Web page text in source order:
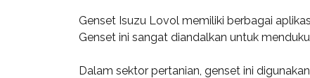
Genset Isuzu Lovol memiliki berbagai
Genset ini sangat diandalkan untuk
Dalam sektor pertanian, genset ini